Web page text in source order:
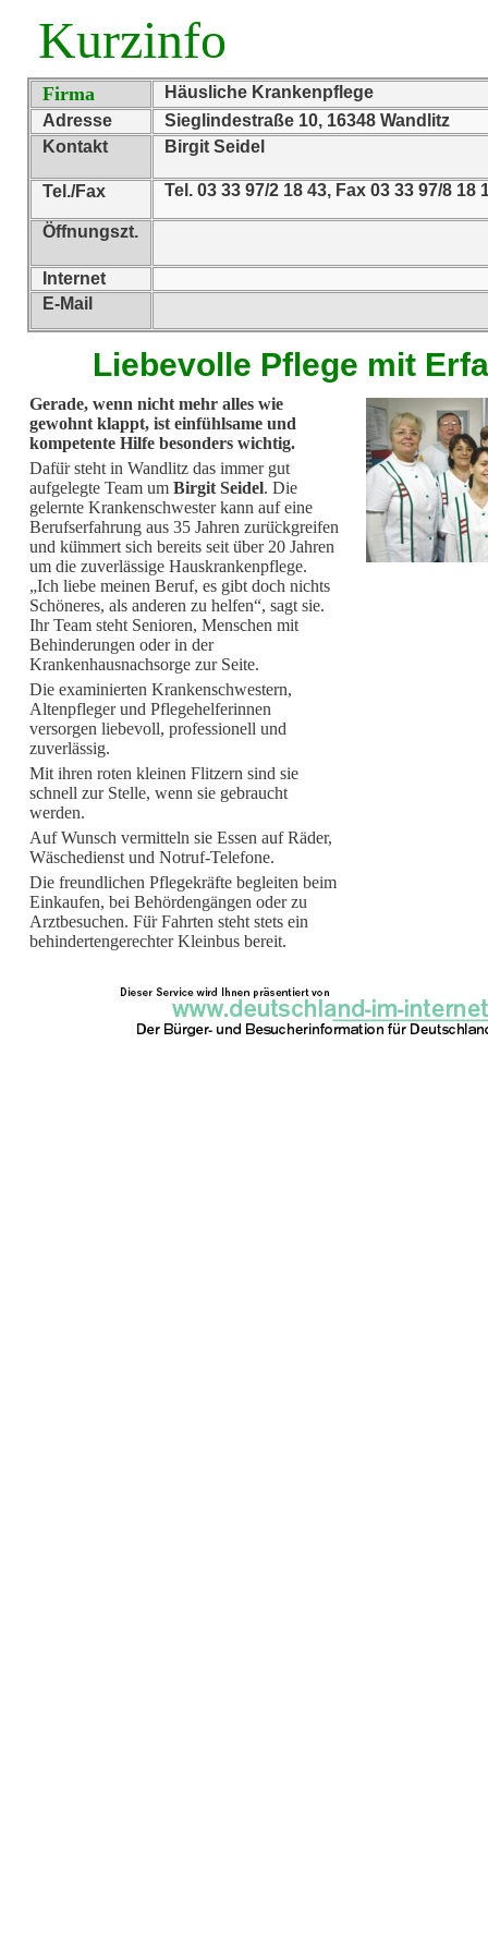
Kurzinfo
Firma
Häusliche Krankenpflege
Adresse
Sieglindestraße 10, 16348 Wandlitz
Kontakt
Birgit Seidel
Tel./Fax Tel. 03 33 97/2 18 43, Fax 03 33 97/8 18
Öffnungszt.
Internet
E-Mail
Liebevolle Pflege mit
Gerade, wenn nicht mehr alles wie
gewohnt klappt, ist einfühlsame und
kompetente Hilfe besonders wichtig.
Dafür steht in Wandlitz das immer gut
aufgelegte Team um Birgit Seidel. Die
gelernte Krankenschwester kann auf eine
Berufserfahrung aus 35 Jahren zurückgreifen
und kümmert sich bereits seit über 20 Jahren
um die zuverlässige Hauskrankenpflege.
„Ich liebe meinen Beruf, es gibt doch nichts
Schöneres, als anderen zu helfen“, sagt sie.
Ihr Team steht Senioren, Menschen mit
Behinderungen oder in der
Krankenhausnachsorge zur Seite.
Die examinierten Krankenschwestern,
Altenpfleger und Pflegehelferinnen
versorgen liebevoll, professionell und
zuverlässig.
Mit ihren roten kleinen Flitzern sind sie
schnell zur Stelle, wenn sie gebraucht
werden.
Auf Wunsch vermitteln sie Essen auf Räder,
Wäschedienst und Notruf-Telefone.
Die freundlichen Pflegekräfte begleiten beim
Einkaufen, bei Behördengängen oder zu
Arztbesuchen. Für Fahrten steht stets ein
behindertengerechter Kleinbus bereit.